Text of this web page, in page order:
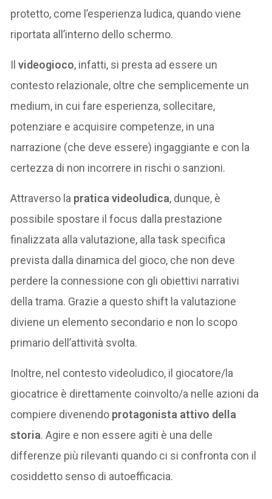
protetto, come l’esperienza ludica, quando viene
riportata all’interno dello schermo.
Ilvideogioco, infatti, si presta ad essere un
contesto relazionale, oltre che semplicemente un
medium, in cui fare esperienza, sollecitare,
potenziare e acquisire competenze, in una
narrazione (che deve essere) ingaggiante e con la
certezza di non incorrere in rischi o sanzioni.
Attraverso la pratica videoludica, dunque, è
possibile spostare il focus dalla prestazione
finalizzata alla valutazione, alla task specifica
prevista dalla dinamica del gioco, che non deve
perdere la connessione con gli obiettivi narrativi
della trama. Grazie a questo shift la valutazione
diviene un elemento secondario e non lo scopo
primario dell’attività svolta.
Inoltre, nel contesto videoludico, il giocatore/la
giocatrice è direttamente coinvolto/a nelle azioni da
compiere divenendo protagonista attivo della
storia. Agire e non essere agiti è una delle
differenze più rilevanti quando ci si confronta con il
cosiddetto senso di autoefficacia.